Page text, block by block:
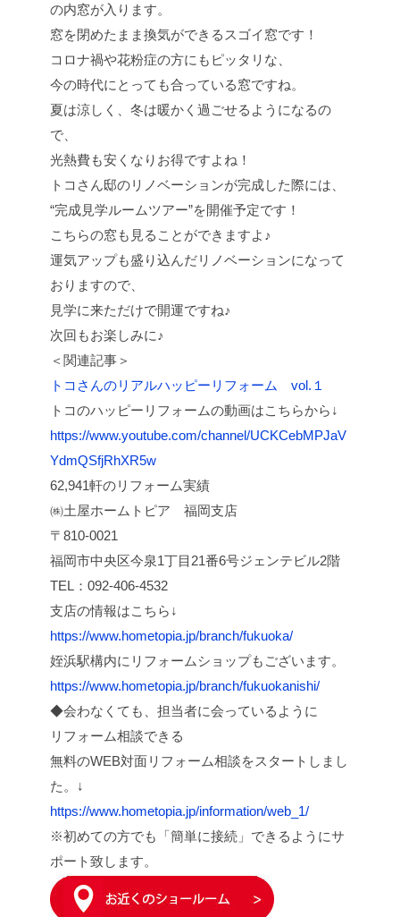
の内窓が入ります。
窓を閉めたまま換気ができるスゴイ窓です！
コロナ禍や花粉症の方にもピッタリな、
今の時代にとっても合っている窓ですね。
夏は涼しく、冬は暖かく過ごせるようになるの
で、
光熱費も安くなりお得ですよね！
トコさん邸のリノベーションが完成した際には、
“完成見学ルームツアー”を開催予定です！
こちらの窓も見ることができますよ♪
運気アップも盛り込んだリノベーションになって
おりますので、
見学に来ただけで開運ですね♪
次回もお楽しみに♪
＜関連記事＞
トコさんのリアルハッピーリフォーム vol.１
トコのハッピーリフォームの動画はこちらから↓
https://www.youtube.com/channel/UCKCebMPJaV
YdmQSfjRhXR5w
62,941軒のリフォーム実績
㈱土屋ホームトピア 福岡支店
〒810-0021
福岡市中央区今泉1丁目21番6号ジェンテビル2階
TEL：092-406-4532
支店の情報はこちら↓
https://www.hometopia.jp/branch/fukuoka/
姪浜駅構内にリフォームショップもございます。
https://www.hometopia.jp/branch/fukuokanishi/
◆会わなくても、担当者に会っているように
リフォーム相談できる
無料のWEB対面リフォーム相談をスタートしまし
た。↓
https://www.hometopia.jp/information/web_1/
※初めての方でも「簡単に接続」できるようにサ
ポート致します。